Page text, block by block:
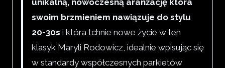
swoim brzmieniem nawiązuje do stylu
20-30s i która tchnie nowe życie w ten
klasyk Maryli Rodowicz, idealnie wpisując się
w standardy współczesnych parkietów